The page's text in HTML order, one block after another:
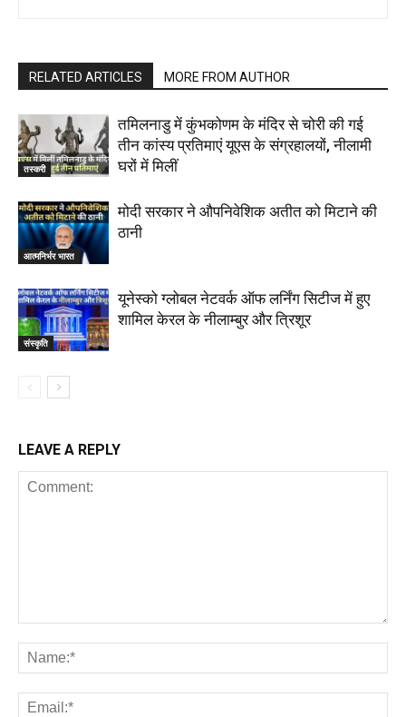
RELATED ARTICLES MORE FROM AUTHOR
तस्करी
तमिलनाडु में कुंभकोणम के मंदिर से चोरी की गई
तीन कांस्य प्रतिमाएं यूएस के संग्रहालयों, नीलामी
घरों में मिलीं
आत्मनिर्भर भारत
मोदी सरकार ने औपनिवेशिक अतीत को मिटाने की
ठानी
संस्कृति
यूनेस्को ग्लोबल नेटवर्क ऑफ लर्निंग सिटीज में हुए
शामिल केरल के नीलाम्बुर और त्रिशूर
LEAVE A REPLY